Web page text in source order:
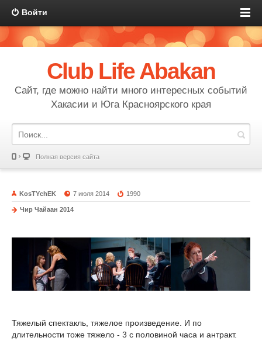
Войти
Club Life Abakan
Сайт, где можно найти много интересных событий
Хакасии и Юга Красноярского края
Полная версия сайта
KosTYchEK 7 июля 2014 1990
Чир Чайаан 2014
Тяжелый спектакль, тяжелое произведение. И по
длительности тоже тяжело - 3 с половиной часа и антракт.